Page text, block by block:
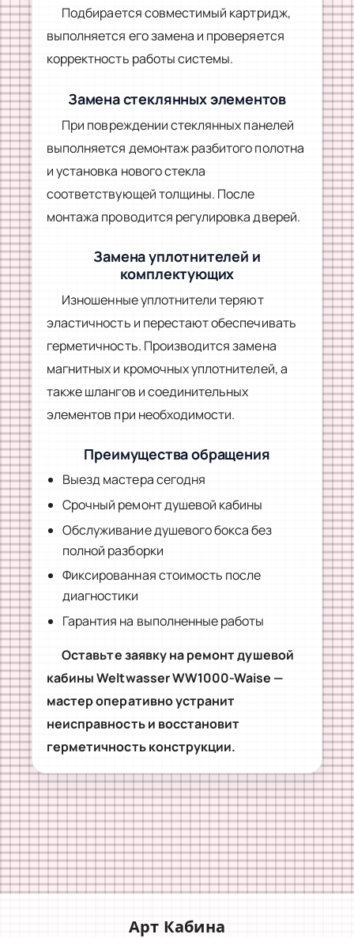
Подбирается совместимый картридж,
выполняется его замена и проверяется
корректность работы системы.
Замена стеклянных элементов
При повреждении стеклянных панелей
выполняется демонтаж разбитого полотна
и установка нового стекла
соответствующей толщины. После
монтажа проводится регулировка дверей.
Замена уплотнителей и
комплектующих
Изношенные уплотнители теряют
эластичность и перестают обеспечивать
герметичность. Производится замена
магнитных и кромочных уплотнителей, а
также шлангов и соединительных
элементов при необходимости.
Преимущества обращения
Выезд мастера сегодня
Срочный ремонт душевой кабины
Обслуживание душевого бокса без
полной разборки
Фиксированная стоимость после
диагностики
Гарантия на выполненные работы
Оставьте заявку на ремонт душевой
кабины Weltwasser WW1000-Waise —
мастер оперативно устранит
неисправность и восстановит
герметичность конструкции.
Арт Кабина